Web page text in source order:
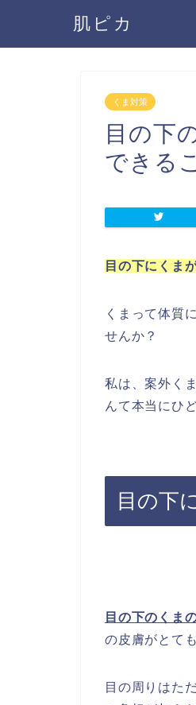
肌ピカ
くま対策
目の下
できる
目の下にくま
くまって体質
せんか？
私は、案外く
んて本当にひ
目の下
目の下のくま
の皮膚がとて
目の周りはた